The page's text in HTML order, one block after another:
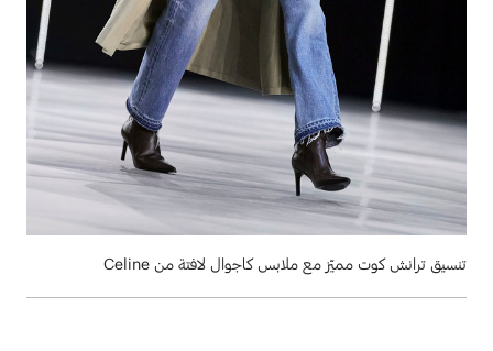
تنسيق ترانش كوت مميّز مع ملابس كاجوال لافتة من Celine